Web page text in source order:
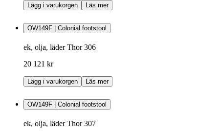
Lägg i varukorgen Läs mer
OW149F | Colonial footstool
ek, olja, läder Thor 306
20 121 kr
Lägg i varukorgen Läs mer
OW149F | Colonial footstool
ek, olja, läder Thor 307